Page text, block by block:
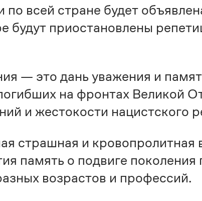
всей стране будет
будут приостановлены
— это дань уважения и
на фронтах Великой
и жестокости нацистского
страшная и кровопролитная
память о подвиге поколения
возрастов и профессий.